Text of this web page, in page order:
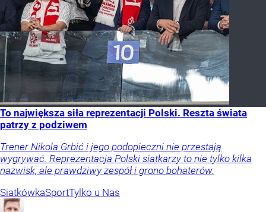
To największa siła reprezentacji Polski. Reszta świata
patrzy z podziwem
Trener Nikola Grbić i jego podopieczni nie przestają
wygrywać. Reprezentacja Polski siatkarzy to nie tylko kilka
nazwisk, ale prawdziwy zespół i grono bohaterów.
SiatkówkaSportTylko u Nas